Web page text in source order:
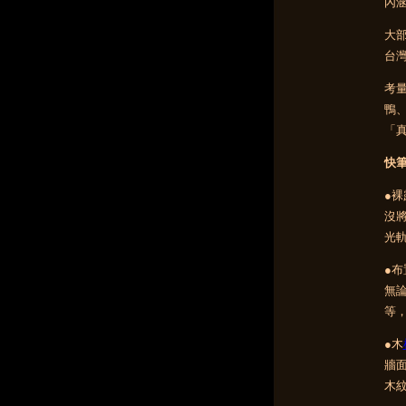
大
台
考
鴨
「
快
●裸
沒
光
●布
無
等
●木
牆
木